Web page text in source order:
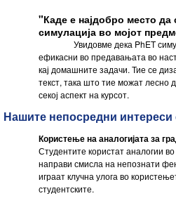
"Каде е најдобро место да
симулација во мојот
Увидовме дека PhET
ефикасни во предавањата во
кај домашните задачи. Тие се
текст, така што тие можат лесно
секој аспект на курсот.
Нашите непосредни интереси
Користење на аналогијата за
Студентите користат аналогии
направи смисла на непознати
играат клучна улога во
студентските.